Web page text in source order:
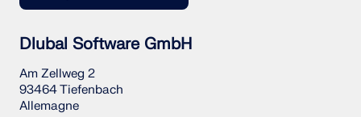
Dlubal Software GmbH
Am Zellweg 2
93464 Tiefenbach
Allemagne